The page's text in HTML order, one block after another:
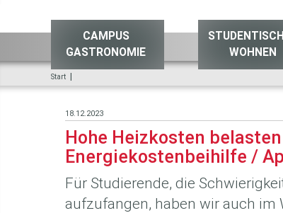
CAMPUS
GASTRONOMIE
WOHNEN
Start |
18.12.2023
Hohe Heizkosten
Energiekostenbeihilfe /
Für Studierende, die
aufzufangen, haben wir auch